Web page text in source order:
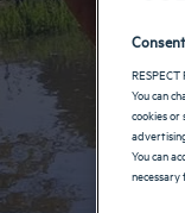
RESPECT
You can
cookies
You can